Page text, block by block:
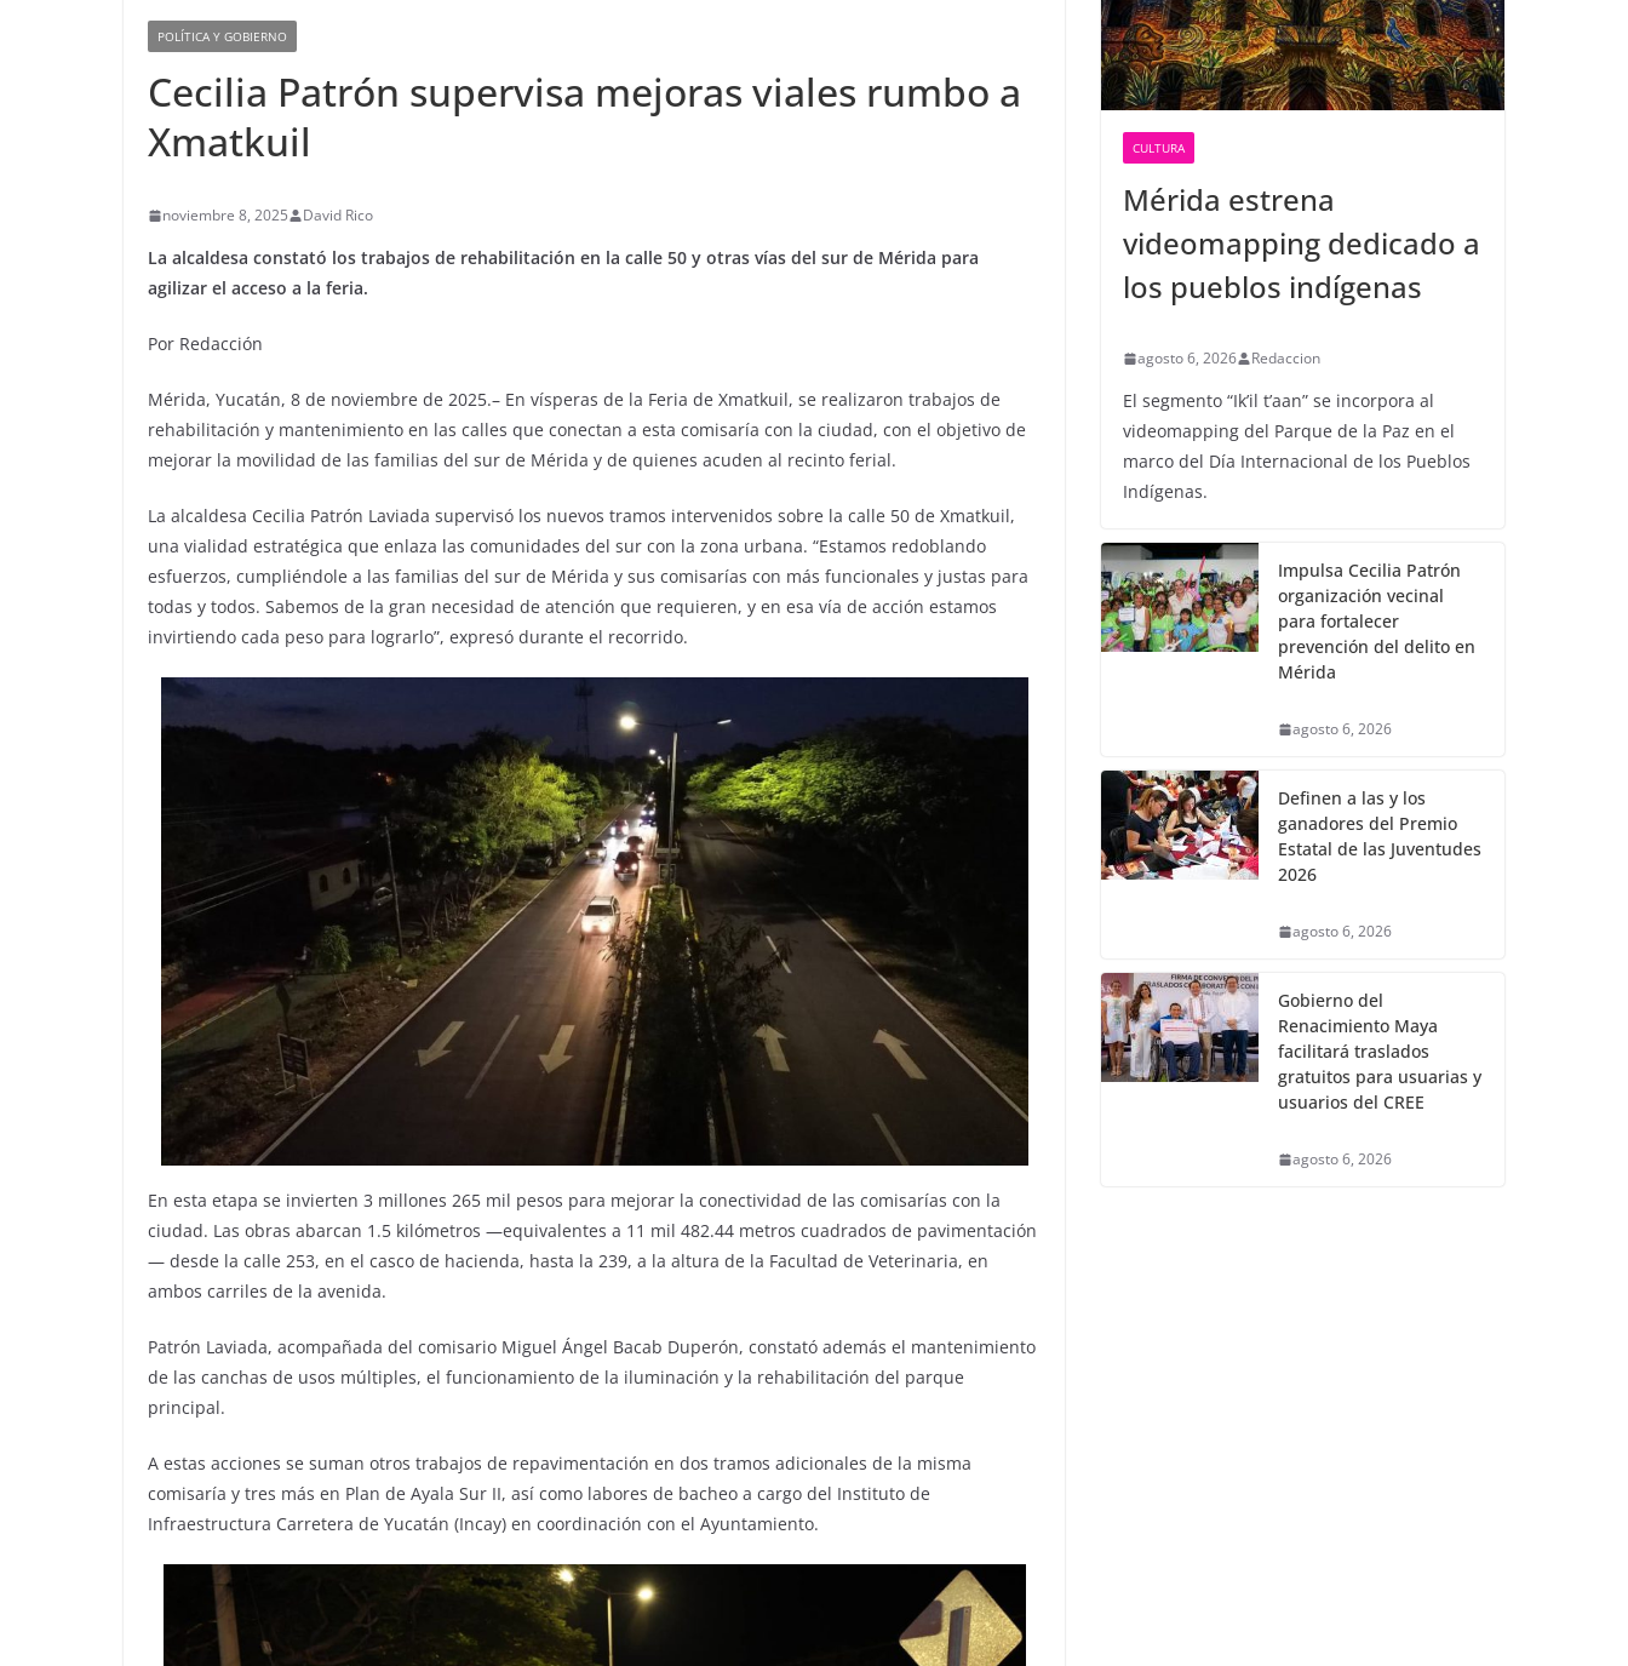
POLÍTICA Y GOBIERNO
Cecilia Patrón supervisa mejoras viales rumbo a
Xmatkuil
noviembre 8, 2025 David Rico
La alcaldesa constató los trabajos de rehabilitación en la calle 50 y otras vías del sur de Mérida para
agilizar el acceso a la feria.
Por Redacción
Mérida, Yucatán, 8 de noviembre de 2025.– En vísperas de la Feria de Xmatkuil, se realizaron trabajos de
rehabilitación y mantenimiento en las calles que conectan a esta comisaría con la ciudad, con el objetivo de
mejorar la movilidad de las familias del sur de Mérida y de quienes acuden al recinto ferial.
La alcaldesa Cecilia Patrón Laviada supervisó los nuevos tramos intervenidos sobre la calle 50 de Xmatkuil,
una vialidad estratégica que enlaza las comunidades del sur con la zona urbana. “Estamos redoblando
esfuerzos, cumpliéndole a las familias del sur de Mérida y sus comisarías con más funcionales y justas para
todas y todos. Sabemos de la gran necesidad de atención que requieren, y en esa vía de acción estamos
invirtiendo cada peso para lograrlo”, expresó durante el recorrido.
En esta etapa se invierten 3 millones 265 mil pesos para mejorar la conectividad de las comisarías con la
ciudad. Las obras abarcan 1.5 kilómetros —equivalentes a 11 mil 482.44 metros cuadrados de pavimentación
— desde la calle 253, en el casco de hacienda, hasta la 239, a la altura de la Facultad de Veterinaria, en
ambos carriles de la avenida.
Patrón Laviada, acompañada del comisario Miguel Ángel Bacab Duperón, constató además el mantenimiento
de las canchas de usos múltiples, el funcionamiento de la iluminación y la rehabilitación del parque
principal.
A estas acciones se suman otros trabajos de repavimentación en dos tramos adicionales de la misma
comisaría y tres más en Plan de Ayala Sur II, así como labores de bacheo a cargo del Instituto de
Infraestructura Carretera de Yucatán (Incay) en coordinación con el Ayuntamiento.
CULTURA
Mérida estrena
videomapping dedicado a
los pueblos indígenas
agosto 6, 2026 Redaccion
El segmento “Ik’il t’aan” se incorpora al
videomapping del Parque de la Paz en el
marco del Día Internacional de los Pueblos
Indígenas.
Impulsa Cecilia Patrón
organización vecinal
para fortalecer
prevención del delito en
Mérida
agosto 6, 2026
Definen a las y los
ganadores del Premio
Estatal de las Juventudes
2026
agosto 6, 2026
Gobierno del
Renacimiento Maya
facilitará traslados
gratuitos para usuarias y
usuarios del CREE
agosto 6, 2026